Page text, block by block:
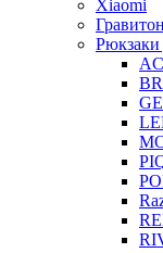
Xiaomi
Гравитон
Рюкзаки